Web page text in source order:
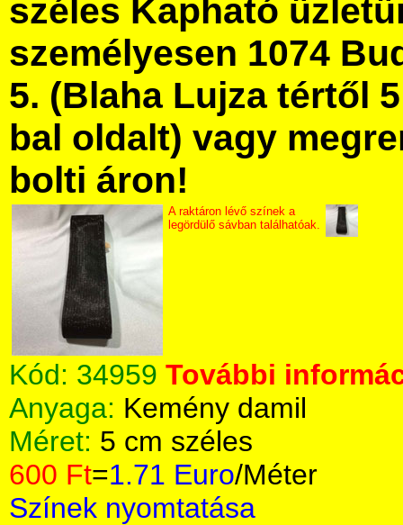
széles Kapható
személyesen 1074
5. (Blaha Lujza tértől
bal oldalt) vagy
bolti áron!
A raktáron lévő színek a
legördülő sávban találhatóak.
Kód: 34959 További
Anyaga: Kemény damil
Méret: 5 cm széles
600 Ft=1.71 Euro/Méter
Színek nyomtatása